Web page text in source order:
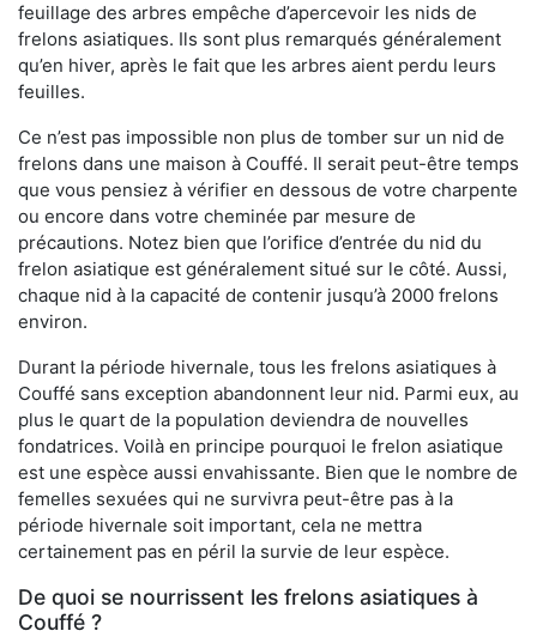
feuillage des arbres empêche d’apercevoir les nids de
frelons asiatiques. Ils sont plus remarqués généralement
qu’en hiver, après le fait que les arbres aient perdu leurs
feuilles.
Ce n’est pas impossible non plus de tomber sur un nid de
frelons dans une maison à Couffé. Il serait peut-être temps
que vous pensiez à vérifier en dessous de votre charpente
ou encore dans votre cheminée par mesure de
précautions. Notez bien que l’orifice d’entrée du nid du
frelon asiatique est généralement situé sur le côté. Aussi,
chaque nid à la capacité de contenir jusqu’à 2000 frelons
environ.
Durant la période hivernale, tous les frelons asiatiques à
Couffé sans exception abandonnent leur nid. Parmi eux, au
plus le quart de la population deviendra de nouvelles
fondatrices. Voilà en principe pourquoi le frelon asiatique
est une espèce aussi envahissante. Bien que le nombre de
femelles sexuées qui ne survivra peut-être pas à la
période hivernale soit important, cela ne mettra
certainement pas en péril la survie de leur espèce.
De quoi se nourrissent les frelons asiatiques à
Couffé ?